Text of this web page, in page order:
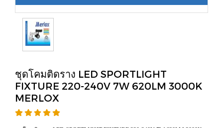
ชุดโคมติดราง LED SPORTLIGHT
FIXTURE 220-240V 7W 620LM 3000K
MERLOX